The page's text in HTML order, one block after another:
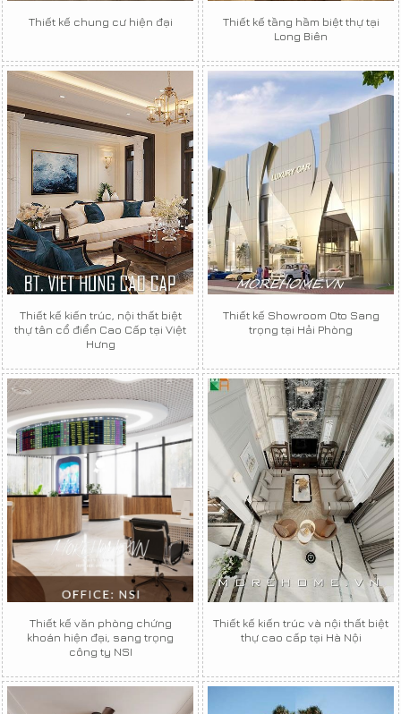
Thiết kế chung cư hiện đại
Thiết kế tầng hầm biệt thự tại
Long Biên
Thiết kế kiến trúc, nội thất biệt
thự tân cổ điển Cao Cấp tại Việt
Hưng
Thiết kế Showroom Oto Sang
trọng tại Hải Phòng
Thiết kế văn phòng chứng
khoán hiện đại, sang trọng
công ty NSI
Thiết kế kiến trúc và nội thất biệt
thự cao cấp tại Hà Nội